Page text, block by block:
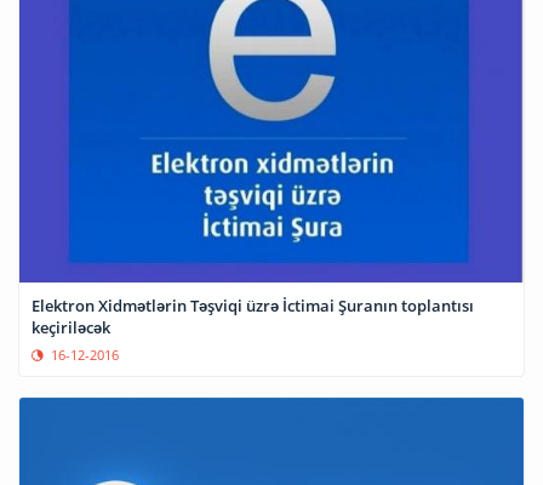
Elektron Xidmətlərin Təşviqi üzrə İctimai Şuranın toplantısı
keçiriləcək
16-12-2016